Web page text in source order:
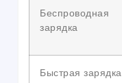
Беспроводная
зарядка
Быстрая зарядка